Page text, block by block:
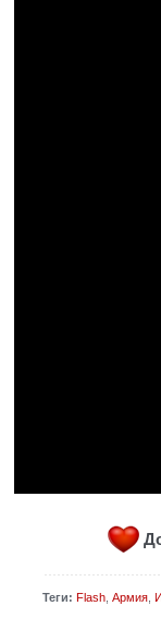
Теги: Flash, Армия,